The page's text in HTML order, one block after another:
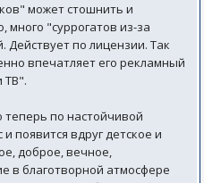
может стошнить и
много "суррогатов из-за
Действует по лицензии. Так
впечатляет его рекламный
ТВ".
по настойчивой
появится вдруг детское и
доброе, вечное,
в благотворной атмосфере